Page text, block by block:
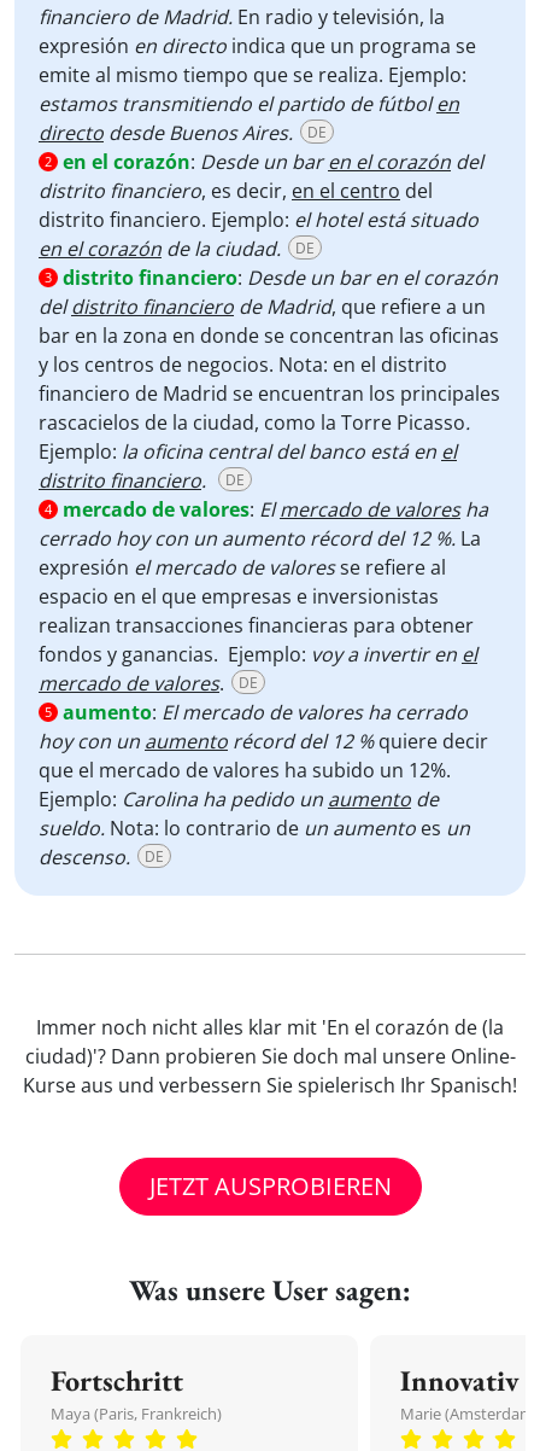
financiero de Madrid. En radio y televisión, la
expresión en directo indica que un programa se
emite al mismo tiempo que se realiza. Ejemplo:
estamos transmitiendo el partido de fútbolen
directo desde Buenos Aires. DE
2 en el corazón: Desde un baren el corazón del
distrito financiero, es decir, en el centro del
distrito financiero. Ejemplo: el hotel está situado
en el corazón de la ciudad. DE
3 distrito financiero: Desde un bar en el corazón
deldistrito financiero de Madrid, que refiere a un
bar en la zona en donde se concentran las oficinas
y los centros de negocios. Nota: en el distrito
financiero de Madrid se encuentran los principales
rascacielos de la ciudad, como la Torre Picasso.
Ejemplo: la oficina central del banco está en el
distrito financiero. DE
4 mercado de valores: Elmercado de valoresha
cerrado hoy con un aumento récord del 12 %. La
expresión el mercado de valoresse refiere al
espacio en el que empresas e inversionistas
realizan transacciones financieras para obtener
fondos y ganancias. Ejemplo: voy a invertir en el
mercado de valores. DE
5 aumento: El mercado de valores ha cerrado
hoy con un aumento récord del 12 %quiere decir
que el mercado de valores ha subido un 12%.
Ejemplo: Carolina ha pedido un aumento de
sueldo. Nota: lo contrario de un aumento es un
descenso.
DE
Immer noch nicht alles klar mit 'En el corazón de (la
ciudad)'? Dann probieren Sie doch mal unsere Online-
Kurse aus und verbessern Sie spielerisch Ihr Spanisch!
JETZT AUSPROBIEREN
Was unsere User sagen:
Fortschritt
Maya (Paris, Frankreich)
Innovativ
Marie